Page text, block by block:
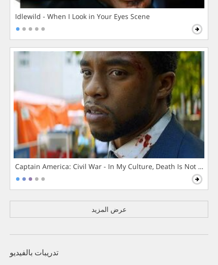
Idlewild - When I Look in Your Eyes Scene
Captain America: Civil War - In My Culture, Death Is Not The
عرض المزيد
تدريبات بالفيديو